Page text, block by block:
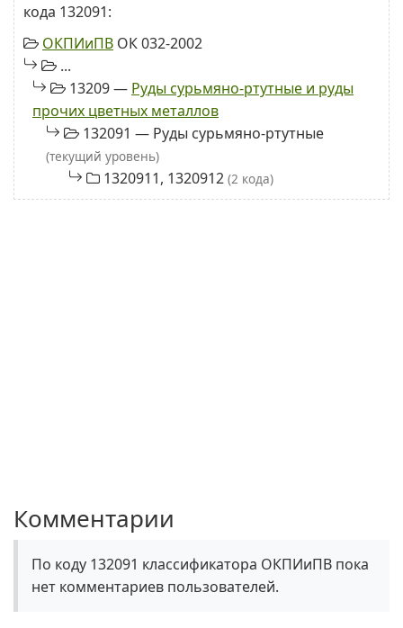
кода 132091:
ОКПИиПВ ОК 032-2002
...
13209 — Руды сурьмяно-ртутные и руды
прочих цветных металлов
132091 — Руды сурьмяно-ртутные
(текущий уровень)
1320911, 1320912 (2 кода)
Комментарии
По коду 132091 классификатора ОКПИиПВ пока
нет комментариев пользователей.